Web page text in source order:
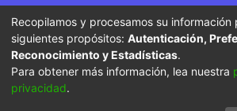
ventanillaunica@icesi.edu.co
La Universidad Icesi es una
Superior que se encuentra sujeta a
por parte del Ministerio de
Recopilamos y procesamos su información
siguientes propósitos: Autenticación,
Reconocimiento y Estadísticas.
Para obtener más información, lea nuestra
privacidad.